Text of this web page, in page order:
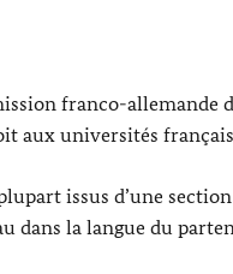
franco-allemande
aux universités
issus d’une
dans la langue du